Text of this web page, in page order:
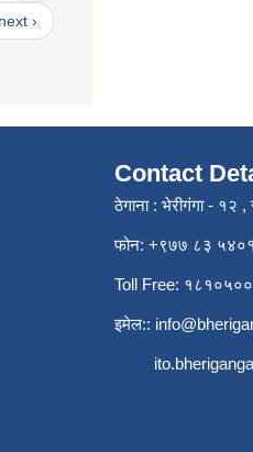
next ›
Contact
ठेगाना : भेरीगंगा - १२ ,
फोन: +९७७ ८३
Toll Free:
इमेल::